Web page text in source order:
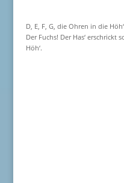
D, E, F, G, die Ohren in die
Der Fuchs! Der Has‘ erschrickt
Höh‘.